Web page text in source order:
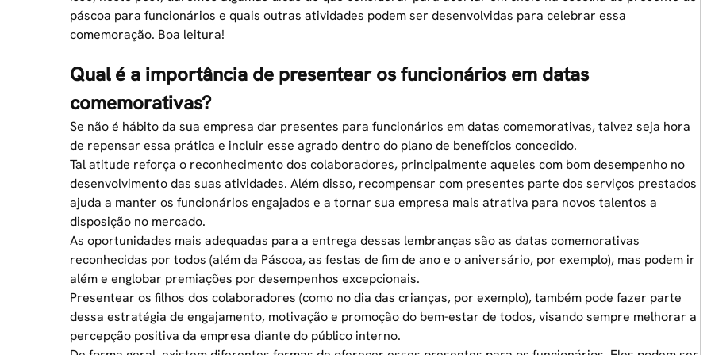
páscoa para funcionários e quais outras atividades podem ser desenvolvidas para celebrar essa
comemoração. Boa leitura!
Qual é a importância de presentear os funcionários em datas
comemorativas?
Se não é hábito da sua empresa dar presentes para funcionários em datas comemorativas, talvez seja hora
de repensar essa prática e incluir esse agrado dentro do plano de benefícios concedido.
Tal atitude reforça o reconhecimento dos colaboradores, principalmente aqueles com bom desempenho no
desenvolvimento das suas atividades. Além disso, recompensar com presentes parte dos serviços prestados
ajuda a manter os funcionários engajados e a tornar sua empresa mais atrativa para novos talentos a
disposição no mercado.
As oportunidades mais adequadas para a entrega dessas lembranças são as datas comemorativas
reconhecidas por todos (além da Páscoa, as festas de fim de anoe o aniversário, por exemplo), mas podem ir
além e englobar premiações por desempenhos excepcionais.
Presentear os filhos dos colaboradores (como no dia das crianças, por exemplo), também pode fazer parte
dessa estratégia de engajamento, motivação e promoção do bem-estar de todos, visando sempre melhorar a
percepção positiva da empresa diante do público interno.